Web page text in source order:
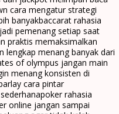
cara mengatur strategi
banyakbaccarat rahasia
pemenang setiap saat
praktis memaksimalkan
lengkap menang banyak dari
of olympus jangan main
menang konsisten di
cara pintar
poker rahasia
online jangan sampai